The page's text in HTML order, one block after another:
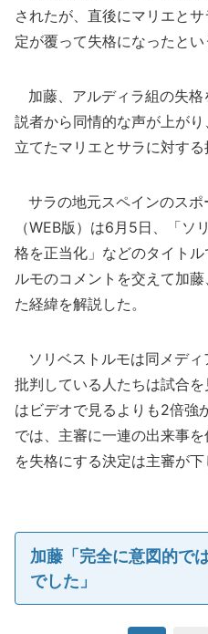
されたが、直後にマリエと
定が覆って失格になったとい
加藤、アルディラ組の失
説者から同情的な声が上が
立てたマリエとサラに対する
サラの地元スペインのスポ
（WEB版）は6月5日、「ソ
格を正当化」などのタイト
ルモのコメントを交えて加
た経緯を解説した。
ソリベストルモは同メディ
批判している人たちは試合
はビデオで見るよりも2倍強
では、主審に一連の出来事
を失格にする決定は主審が下
加藤「完全に意図的で
でした」